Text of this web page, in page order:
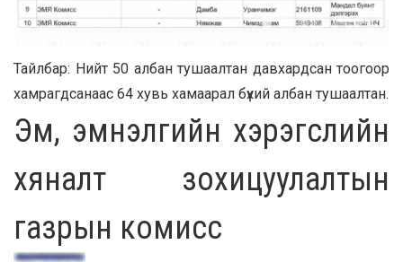
Тайлбар: Нийт 50 албан тушаалтан давхардсан тоогоор
хамрагдсанаас 64 хувь хамаарал бүхий албан тушаалтан.
Эм, эмнэлгийн хэрэгслийн
хяналт зохицуулалтын
газрын комисс